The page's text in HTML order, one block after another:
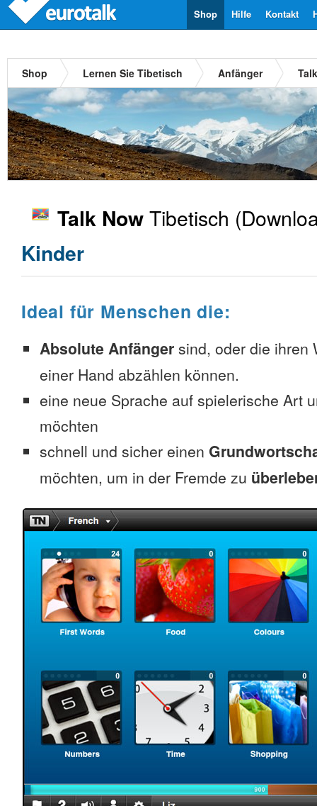
Kontakt
Hilfe
Shop
Shop Lernen Sie Tibetisch Anfänger
Talk NowTibetisch
Kinder
Ideal für Menschen die:
Absolute Anfänger sind, oder die ihren
einer Hand abzählen können.
eine neue Sprache auf spielerische Art
möchten
schnell und sicher einen
möchten, um in der Fremde zu